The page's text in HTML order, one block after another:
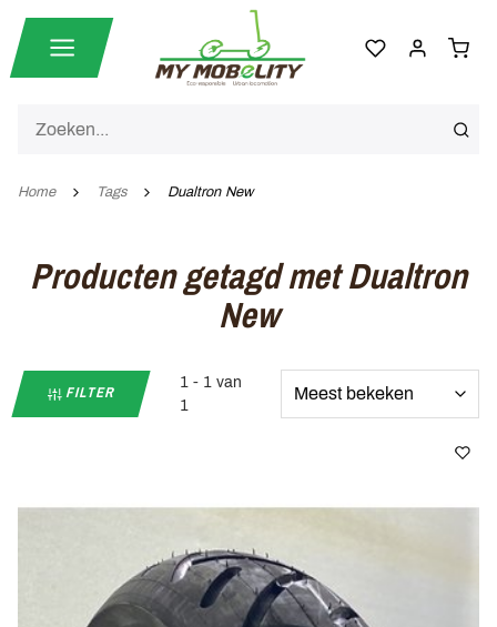
Home Tags Dualtron New
Producten getagd met Dualtron
New
FILTER
1 - 1 van
1